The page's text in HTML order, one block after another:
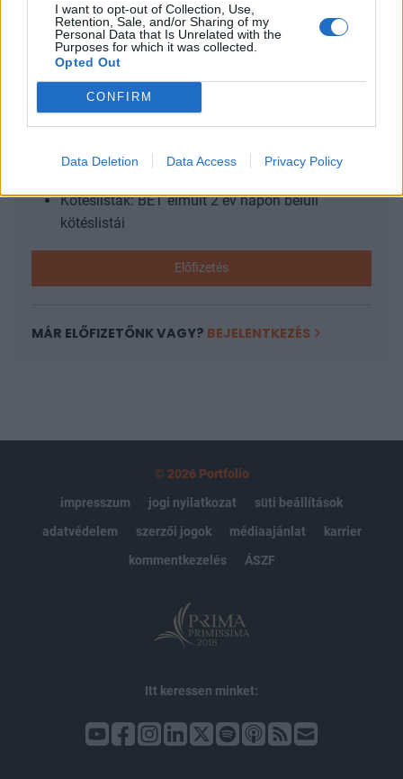
I want to opt-out of Collection, Use,
Retention, Sale, and/or Sharing of my
Personal Data that Is Unrelated with the
Purposes for which it was collected.
Opted Out
CONFIRM
Data Deletion Data Access Privacy Policy
KEDVES OLVASÓNK!
tartozik, melynek olvasása előfizetéses
Az előfizetés a következőket tartalmazza:
Kötéslisták: BÉT elmúlt 2 év napon belüli
kötéslistái
Előfizetés
MÁR ELŐFIZETŐNK VAGY? BEJELENTKEZÉS
© 2026 Portfolio
impresszum
jogi nyilatkozat
süti beállítások
adatvédelem
szerzői jogok médiaajánlat
karrier
kommentkezelés
ÁSZF
Itt keressen minket: